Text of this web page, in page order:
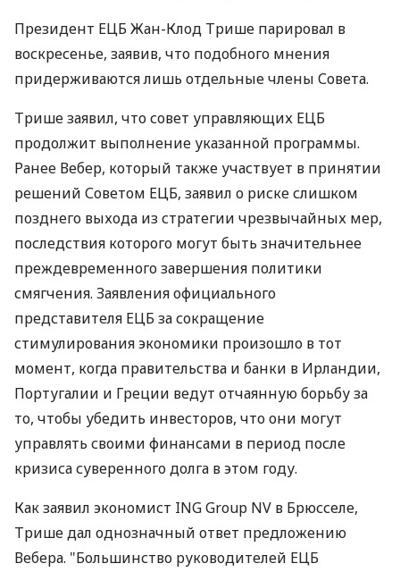
Президент ЕЦБ Жан-Клод Трише парировал в
воскресенье, заявив, что подобного мнения
придерживаются лишь отдельные члены Совета.
Трише заявил, что совет управляющих ЕЦБ
продолжит выполнение указанной программы.
Ранее Вебер, который также участвует в принятии
решений Советом ЕЦБ, заявил о риске слишком
позднего выхода из стратегии чрезвычайных мер,
последствия которого могут быть значительнее
преждевременного завершения политики
смягчения. Заявления официального
представителя ЕЦБ за сокращение
стимулирования экономики произошло в тот
момент, когда правительства и банки в Ирландии,
Португалии и Греции ведут отчаянную борьбу за
то, чтобы убедить инвесторов, что они могут
управлять своими финансами в период после
кризиса суверенного долга в этом году.
Как заявил экономист ING Group NV в Брюсселе,
Трише дал однозначный ответ предложению
Вебера. "Большинство руководителей ЕЦБ